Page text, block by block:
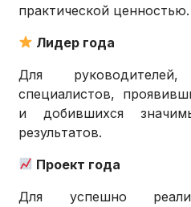
практической ценностью.
Лидер года
Для
специалистов,
и добившихся
результатов.
Проект года
Для успешно